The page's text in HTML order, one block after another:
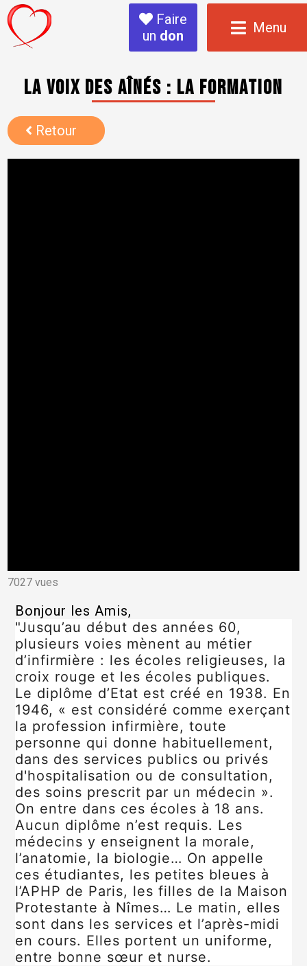
Faire
un don Menu
La voix des aînés : la formation
Retour
7027 vues
Bonjour les Amis,
"Jusqu’au début des années 60,
plusieurs voies mènent au métier
d’infirmière : les écoles religieuses, la
croix rouge et les écoles publiques.
Le diplôme d’Etat est créé en 1938. En
1946, « est considéré comme exerçant
la profession infirmière, toute
personne qui donne habituellement,
dans des services publics ou privés
d'hospitalisation ou de consultation,
des soins prescrit par un médecin ».
On entre dans ces écoles à 18 ans.
Aucun diplôme n’est requis. Les
médecins y enseignent la morale,
l’anatomie, la biologie… On appelle
ces étudiantes, les petites bleues à
l’APHP de Paris, les filles de la Maison
Protestante à Nîmes… Le matin, elles
sont dans les services et l’après-midi
en cours. Elles portent un uniforme,
entre bonne sœur et nurse.